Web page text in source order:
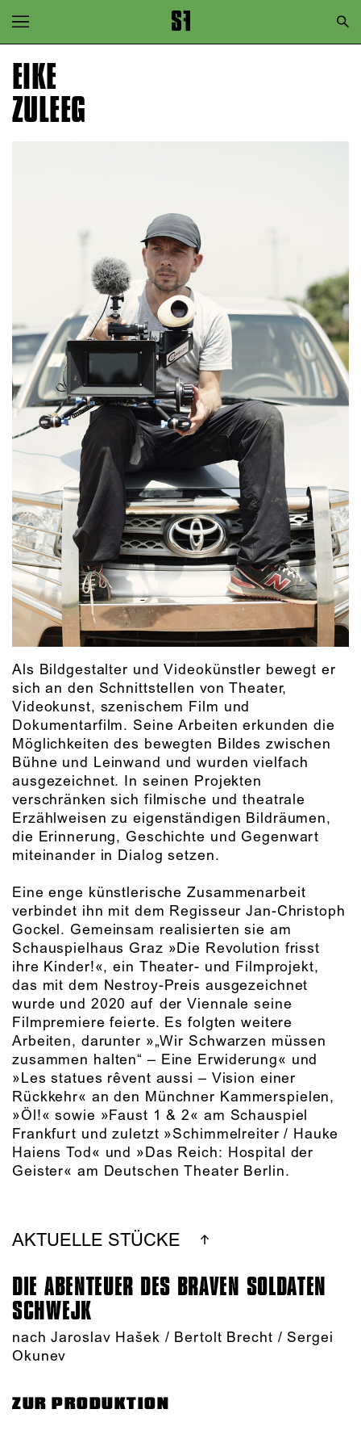
Zur Hauptnavigation springen
Zum Hauptinhalt springen
Zum Footer springen
EIKE
ZULEEG
Als Bildgestalter und Videokünstler bewegt er
sich an den Schnittstellen von Theater,
Videokunst, szenischem Film und
Dokumentarfilm. Seine Arbeiten erkunden die
Möglichkeiten des bewegten Bildes zwischen
Bühne und Leinwand und wurden vielfach
ausgezeichnet. In seinen Projekten
verschränken sich filmische und theatrale
Erzählweisen zu eigenständigen Bildräumen,
die Erinnerung, Geschichte und Gegenwart
miteinander in Dialog setzen.
Eine enge künstlerische Zusammenarbeit
verbindet ihn mit dem Regisseur Jan-Christoph
Gockel. Gemeinsam realisierten sie am
Schauspielhaus Graz »Die Revolution frisst
ihre Kinder!«, ein Theater- und Filmprojekt,
das mit dem Nestroy-Preis ausgezeichnet
wurde und 2020 auf der Viennale seine
Filmpremiere feierte. Es folgten weitere
Arbeiten, darunter »„Wir Schwarzen müssen
zusammen halten“ – Eine Erwiderung« und
»Les statues rêvent aussi – Vision einer
Rückkehr« an den Münchner Kammerspielen,
»Öl!« sowie »Faust 1 & 2« am Schauspiel
Frankfurt und zuletzt »Schimmelreiter / Hauke
Haiens Tod« und »Das Reich: Hospital der
Geister« am Deutschen Theater Berlin.
AKTUELLE STÜCKE
DIE ABENTEUER DES BRAVEN SOLDATEN
SCHWEJK
nach Jaroslav Hašek / Bertolt Brecht / Sergei
Okunev
ZUR PRODUKTION